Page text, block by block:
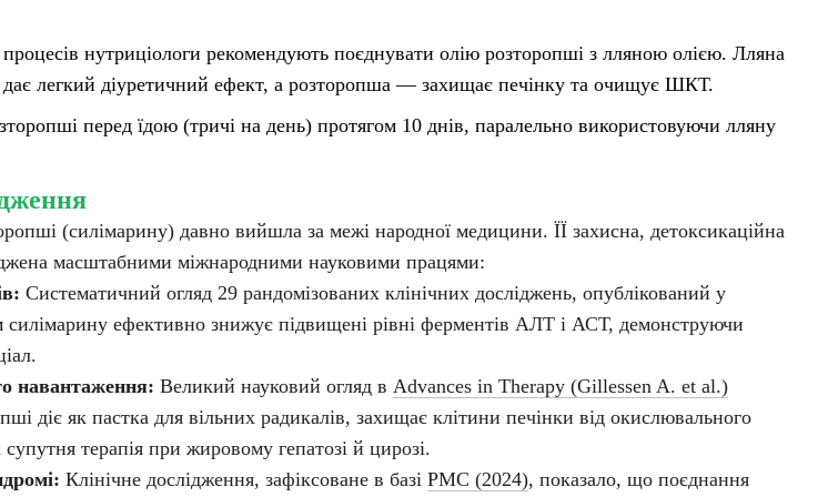
нутриціологи рекомендують поєднувати олію розторопші з лляною олією. Лляна
легкий діуретичний ефект, а розторопша — захищає печінку та очищує ШКТ.
перед їдою (тричі на день) протягом 10 днів, паралельно використовуючи лляну
(силімарину) давно вийшла за межі народної медицини. ЇЇ захисна, детоксикаційна
масштабними міжнародними науковими працями:
Систематичний огляд 29 рандомізованих клінічних досліджень, опублікований у
ефективно знижує підвищені рівні ферментів АЛТ і АСТ, демонструючи
навантаження: Великий науковий огляд в Advances in Therapy (Gillessen A. et al.)
діє як пастка для вільних радикалів, захищає клітини печінки від окислювального
терапія при жировому гепатозі й цирозі.
Клінічне дослідження, зафіксоване в базі PMC (2024), показало, що поєднання